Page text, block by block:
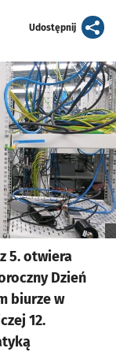
Udostępnijartykuł
5. otwiera
Dzień
biurze w
12.